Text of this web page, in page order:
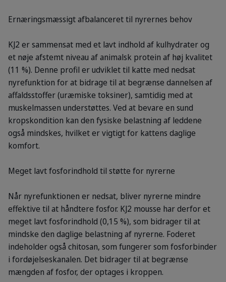
Ernæringsmæssigt afbalanceret til nyrernes behov
KJ2 er sammensat med et lavt indhold af kulhydrater og
et nøje afstemt niveau af animalsk protein af høj kvalitet
(11 %). Denne profil er udviklet til katte med nedsat
nyrefunktion for at bidrage til at begrænse dannelsen af
affaldsstoffer (uræmiske toksiner), samtidig med at
muskelmassen understøttes. Ved at bevare en sund
kropskondition kan den fysiske belastning af leddene
også mindskes, hvilket er vigtigt for kattens daglige
komfort.
Meget lavt fosforindhold til støtte for nyrerne
Når nyrefunktionen er nedsat, bliver nyrerne mindre
effektive til at håndtere fosfor. KJ2 mousse har derfor et
meget lavt fosforindhold (0,15 %), som bidrager til at
mindske den daglige belastning af nyrerne. Foderet
indeholder også chitosan, som fungerer som fosforbinder
i fordøjelseskanalen. Det bidrager til at begrænse
mængden af fosfor, der optages i kroppen.